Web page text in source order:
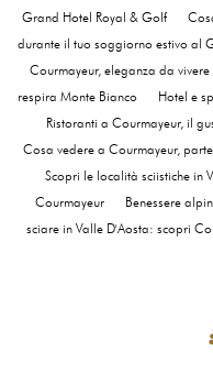
Grand Hotel Royal & Golf
durante il tuo soggiorno estivo al
Courmayeur, eleganza da
respira Monte Bianco
Hotel e
Ristoranti a Courmayeur, il
Cosa vedere a Courmayeur,
Scopri le località sciistiche in
Courmayeur
Benessere
sciare in Valle D'Aosta: scopri